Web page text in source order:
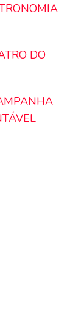
DO